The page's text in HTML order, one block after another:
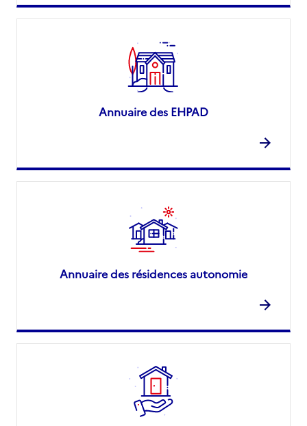
Annuaire des EHPAD
Annuaire des résidences autonomie